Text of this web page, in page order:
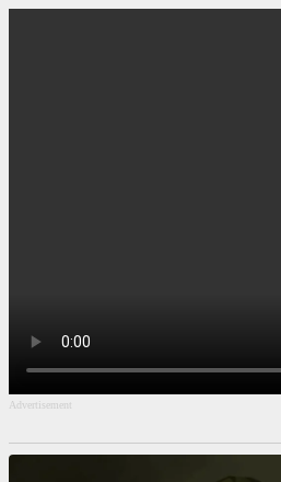
Advertisement